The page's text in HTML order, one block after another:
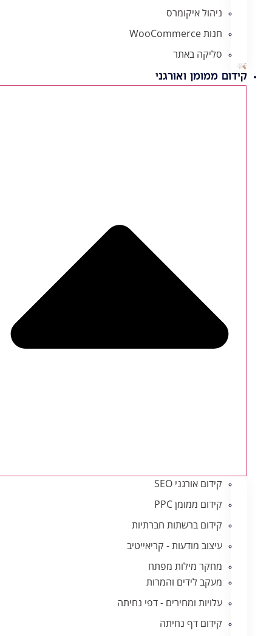
ניהול איקומרס
חנות WooCommerce
סליקה באתר
קידום ממומן ואורגני
קידום אורגני SEO
קידום ממומן PPC
קידום ברשתות חברתיות
עיצוב מודעות - קריאייטיב
מחקר מילות מפתח
מעקב לידים והמרות
עלויות ומחירים - דפי נחיתה
קידום דף נחיתה